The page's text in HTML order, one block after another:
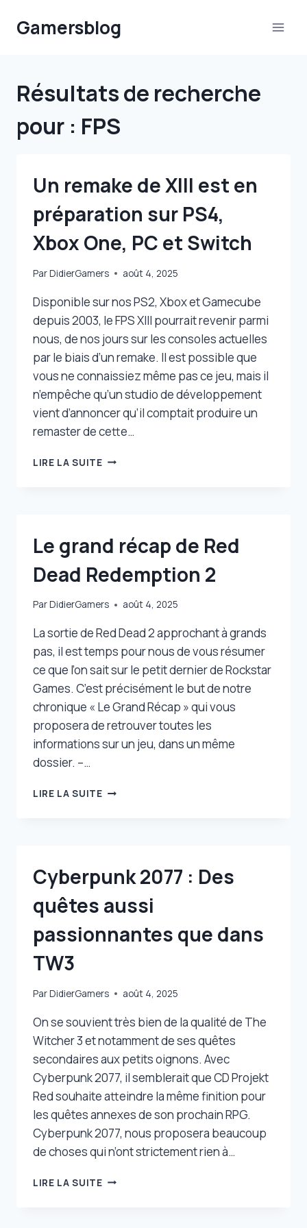
Gamersblog
Résultats de recherche
pour : FPS
Un remake de XIII est en
préparation sur PS4,
Xbox One, PC et Switch
ParDidierGamers août 4, 2025
Disponible sur nos PS2, Xbox et Gamecube
depuis 2003, le FPS XIII pourrait revenir parmi
nous, de nos jours sur les consoles actuelles
par le biais d’un remake. Il est possible que
vous ne connaissiez même pas ce jeu, mais il
n’empêche qu’un studio de développement
vient d’annoncer qu’il comptait produire un
remaster de cette…
LIRE LA SUITEUN
PRÉPARATION
PS4,
ONE,
ET
Le grand récap de Red
Dead Redemption 2
ParDidierGamers août 4, 2025
La sortie de Red Dead 2 approchant à grands
pas, il est temps pour nous de vous résumer
ce que l’on sait sur le petit dernier de Rockstar
Games. C’est précisément le but de notre
chronique « Le Grand Récap » qui vous
proposera de retrouver toutes les
informations sur un jeu, dans un même
dossier. –…
LIRE LA SUITELE
REDEMPTION
Cyberpunk 2077 : Des
quêtes aussi
passionnantes que dans
TW3
ParDidierGamers août 4, 2025
On se souvient très bien de la qualité de The
Witcher 3 et notamment de ses quêtes
secondaires aux petits oignons. Avec
Cyberpunk 2077, il semblerait que CD Projekt
Red souhaite atteindre la même finition pour
les quêtes annexes de son prochain RPG.
Cyberpunk 2077, nous proposera beaucoup
de choses qui n’ont strictement rien à…
LIRE LA SUITECYBERPUNK